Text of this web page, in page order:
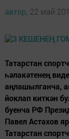
автор, 22 май
Татарстан
һәлакәтенең
аңлашылганча,
йоклап киткән
буенча РФ
Павел Астахов
Татарстан